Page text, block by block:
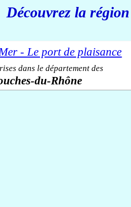
Découvrez la
dans le département des
du-Rhône